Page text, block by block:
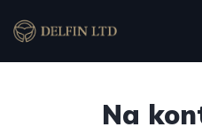
Na